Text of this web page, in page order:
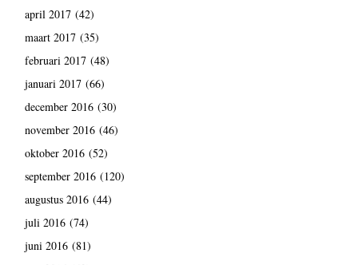
april 2017(42)
maart 2017(35)
februari 2017(48)
januari 2017(66)
december 2016(30)
november 2016(46)
oktober 2016(52)
september 2016(120)
augustus 2016(44)
juli 2016(74)
juni 2016(81)